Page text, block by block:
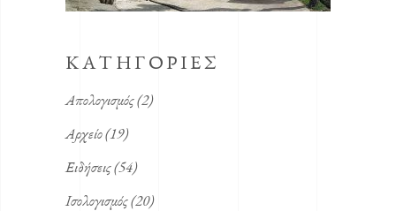
ΚΑΤΗΓΟΡΙΕΣ
Απολογισμός(2)
Αρχείο(19)
Ειδήσεις(54)
Ισολογισμός(20)